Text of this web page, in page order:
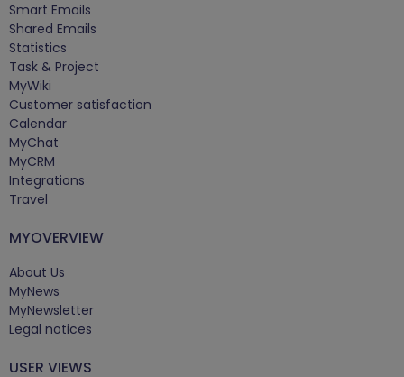
Smart Emails
Shared Emails
Statistics
Task & Project
MyWiki
Customer satisfaction
Calendar
MyChat
MyCRM
Integrations
Travel
USER VIEWS
MYOVERVIEW
About Us
MyNews
MyNewsletter
Legal notices